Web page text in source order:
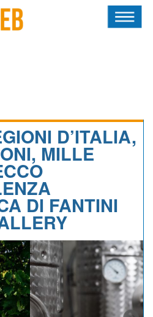
D’ITALIA,
MILLE
DI FANTINI